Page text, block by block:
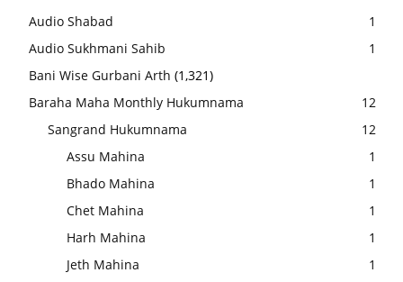
Audio Shabad
1
Audio Sukhmani Sahib
1
Bani Wise Gurbani Arth (1,321)
Baraha Maha Monthly Hukumnama
12
Sangrand Hukumnama
12
Assu Mahina
1
Bhado Mahina
1
Chet Mahina
1
Harh Mahina
1
Jeth Mahina
1